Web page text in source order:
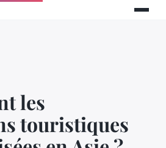
les
touristiques